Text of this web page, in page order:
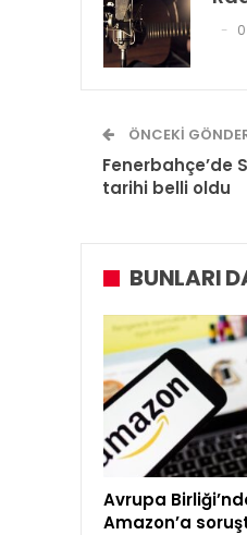
ÖNCEKI
Fenerbahçe’de
tarihi belli oldu
BUNLARI
Avrupa
Amazon’a